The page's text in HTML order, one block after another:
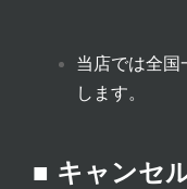
当店では全国
します。
■ キャンセ